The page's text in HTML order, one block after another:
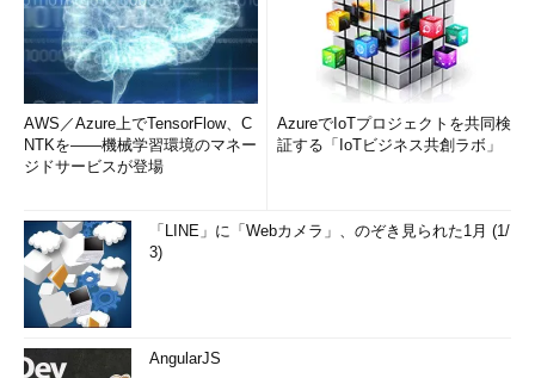
AWS／Azure上でTensorFlow、C
NTKを――機械学習環境のマネー
ジドサービスが登場
AzureでIoTプロジェクトを共同検
証する「IoTビジネス共創ラボ」
「LINE」に「Webカメラ」、のぞき見られた1月 (1/
3)
AngularJS